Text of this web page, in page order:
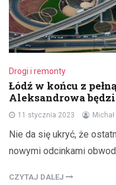
Drogi i remonty
Łódź w końcu z
Aleksandrowa
11 stycznia 2023
Nie da się ukryć, że
nowymi odcinkami
CZYTAJ DALEJ